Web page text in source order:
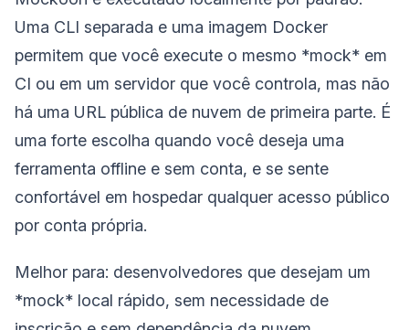
Uma CLI separada e uma imagem Docker
permitem que você execute o mesmo *mock* em
CI ou em um servidor que você controla, mas não
há uma URL pública de nuvem de primeira parte. É
uma forte escolha quando você deseja uma
ferramenta offline e sem conta, e se sente
confortável em hospedar qualquer acesso público
por conta própria.
Melhor para: desenvolvedores que desejam um
*mock* local rápido, sem necessidade de